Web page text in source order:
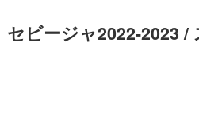
セビージャ2022-2023 /